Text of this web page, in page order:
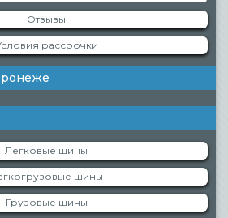
Отзывы
рассрочки
Легковые шины
шины
Грузовые шины